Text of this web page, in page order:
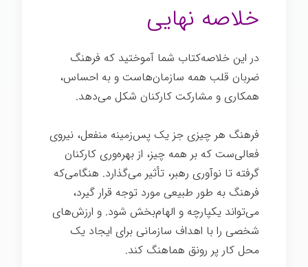
خلاصه نهایی
در این خلاصه‌کتاب شما آموختید که فرهنگ
ضربان قلب همه سازمان‌هاست و به احساس،
همکاری و مشارکت کارکنان شکل می‌دهد.
فرهنگ هر چیزی جز یک پس‌زمینه منفعل، نیروی
فعالی‌ست که بر همه چیز، از بهره‌وری کارکنان
گرفته تا نوآوری رهبر، تأثیر می‌گذارد. هنگامی‌که
فرهنگ به طور طبیعی مورد توجه قرار گیرد،
می‌تواند یکپارچه و الهام‌بخش شود. و ارزش‌های
شخصی را با اهداف سازمانی برای ایجاد یک
محل کار پر رونق هماهنگ کند.